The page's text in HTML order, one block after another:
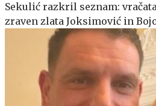
Sekulić razkril seznam:
zraven zlata Joksimović in